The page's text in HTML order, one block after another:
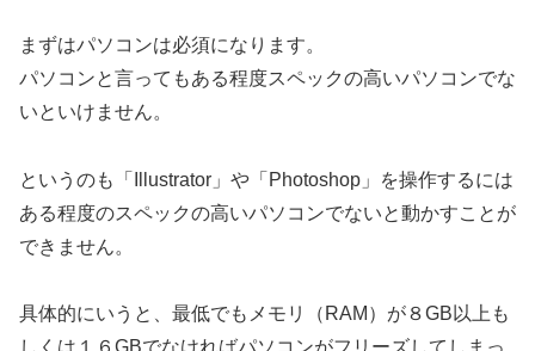
まずはパソコンは必須になります。
パソコンと言ってもある程度スペックの高いパソコンでな
いといけません。
というのも「Illustrator」や「Photoshop」を操作するには
ある程度のスペックの高いパソコンでないと動かすことが
できません。
具体的にいうと、最低でもメモリ（RAM）が８GB以上も